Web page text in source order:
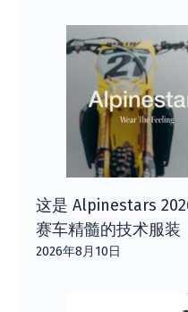
这是 Alpinestars
赛车精髓的技术服装
2026年8月10日